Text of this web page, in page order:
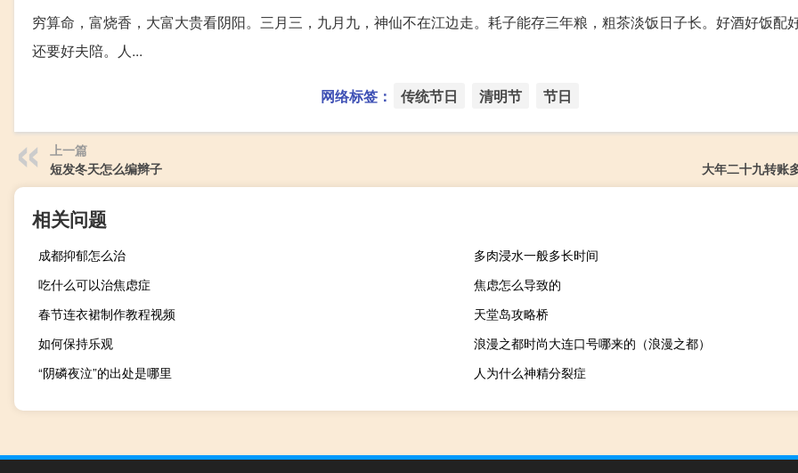
穷算命，富烧香，大富大贵看阴阳。三月三，九月九，神仙不在江边走。耗子能存三年粮，粗茶淡饭日子长。好酒好饭配
还要好夫陪。人...
网络标签： 传统节日 清明节 节日
上一篇
短发冬天怎么编辫子
大年二十九转账
相关问题
成都抑郁怎么治
多肉浸水一般多长时间
吃什么可以治焦虑症
焦虑怎么导致的
春节连衣裙制作教程视频
天堂岛攻略桥
如何保持乐观
浪漫之都时尚大连口号哪来的（浪漫之都）
“阴磷夜泣”的出处是哪里
人为什么神精分裂症